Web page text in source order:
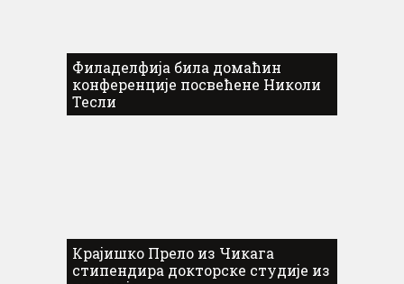
Филаделфија била домаћин
конференције посвећене Николи
Тесли
Крајишко Прело из Чикага
стипендира докторске студије из